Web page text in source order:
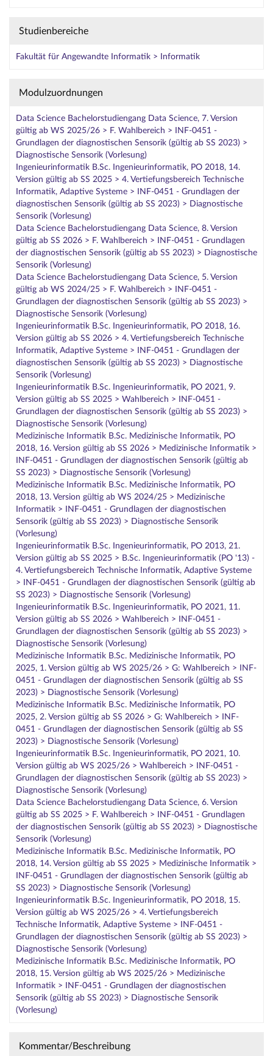
Studienbereiche
Fakultät für Angewandte Informatik > Informatik
Modulzuordnungen
Data Science Bachelorstudiengang Data Science, 7. Version
gültig ab WS 2025/26 > F. Wahlbereich > INF-0451 -
Grundlagen der diagnostischen Sensorik (gültig ab SS 2023) >
Diagnostische Sensorik (Vorlesung)
Ingenieurinformatik B.Sc. Ingenieurinformatik, PO 2018, 14.
Version gültig ab SS 2025 > 4. Vertiefungsbereich Technische
Informatik, Adaptive Systeme > INF-0451 - Grundlagen der
diagnostischen Sensorik (gültig ab SS 2023) > Diagnostische
Sensorik (Vorlesung)
Data Science Bachelorstudiengang Data Science, 8. Version
gültig ab SS 2026 > F. Wahlbereich > INF-0451 - Grundlagen
der diagnostischen Sensorik (gültig ab SS 2023) > Diagnostische
Sensorik (Vorlesung)
Data Science Bachelorstudiengang Data Science, 5. Version
gültig ab WS 2024/25 > F. Wahlbereich > INF-0451 -
Grundlagen der diagnostischen Sensorik (gültig ab SS 2023) >
Diagnostische Sensorik (Vorlesung)
Ingenieurinformatik B.Sc. Ingenieurinformatik, PO 2018, 16.
Version gültig ab SS 2026 > 4. Vertiefungsbereich Technische
Informatik, Adaptive Systeme > INF-0451 - Grundlagen der
diagnostischen Sensorik (gültig ab SS 2023) > Diagnostische
Sensorik (Vorlesung)
Ingenieurinformatik B.Sc. Ingenieurinformatik, PO 2021, 9.
Version gültig ab SS 2025 > Wahlbereich > INF-0451 -
Grundlagen der diagnostischen Sensorik (gültig ab SS 2023) >
Diagnostische Sensorik (Vorlesung)
Medizinische Informatik B.Sc. Medizinische Informatik, PO
2018, 16. Version gültig ab SS 2026 > Medizinische Informatik >
INF-0451 - Grundlagen der diagnostischen Sensorik (gültig ab
SS 2023) > Diagnostische Sensorik (Vorlesung)
Medizinische Informatik B.Sc. Medizinische Informatik, PO
2018, 13. Version gültig ab WS 2024/25 > Medizinische
Informatik > INF-0451 - Grundlagen der diagnostischen
Sensorik (gültig ab SS 2023) > Diagnostische Sensorik
(Vorlesung)
Ingenieurinformatik B.Sc. Ingenieurinformatik, PO 2013, 21.
Version gültig ab SS 2025 > B.Sc. Ingenieurinformatik (PO '13) -
4. Vertiefungsbereich Technische Informatik, Adaptive Systeme
> INF-0451 - Grundlagen der diagnostischen Sensorik (gültig ab
SS 2023) > Diagnostische Sensorik (Vorlesung)
Ingenieurinformatik B.Sc. Ingenieurinformatik, PO 2021, 11.
Version gültig ab SS 2026 > Wahlbereich > INF-0451 -
Grundlagen der diagnostischen Sensorik (gültig ab SS 2023) >
Diagnostische Sensorik (Vorlesung)
Medizinische Informatik B.Sc. Medizinische Informatik, PO
2025, 1. Version gültig ab WS 2025/26 > G: Wahlbereich > INF-
0451 - Grundlagen der diagnostischen Sensorik (gültig ab SS
2023) > Diagnostische Sensorik (Vorlesung)
Medizinische Informatik B.Sc. Medizinische Informatik, PO
2025, 2. Version gültig ab SS 2026 > G: Wahlbereich > INF-
0451 - Grundlagen der diagnostischen Sensorik (gültig ab SS
2023) > Diagnostische Sensorik (Vorlesung)
Ingenieurinformatik B.Sc. Ingenieurinformatik, PO 2021, 10.
Version gültig ab WS 2025/26 > Wahlbereich > INF-0451 -
Grundlagen der diagnostischen Sensorik (gültig ab SS 2023) >
Diagnostische Sensorik (Vorlesung)
Data Science Bachelorstudiengang Data Science, 6. Version
gültig ab SS 2025 > F. Wahlbereich > INF-0451 - Grundlagen
der diagnostischen Sensorik (gültig ab SS 2023) > Diagnostische
Sensorik (Vorlesung)
Medizinische Informatik B.Sc. Medizinische Informatik, PO
2018, 14. Version gültig ab SS 2025 > Medizinische Informatik >
INF-0451 - Grundlagen der diagnostischen Sensorik (gültig ab
SS 2023) > Diagnostische Sensorik (Vorlesung)
Ingenieurinformatik B.Sc. Ingenieurinformatik, PO 2018, 15.
Version gültig ab WS 2025/26 > 4. Vertiefungsbereich
Technische Informatik, Adaptive Systeme > INF-0451 -
Grundlagen der diagnostischen Sensorik (gültig ab SS 2023) >
Diagnostische Sensorik (Vorlesung)
Medizinische Informatik B.Sc. Medizinische Informatik, PO
2018, 15. Version gültig ab WS 2025/26 > Medizinische
Informatik > INF-0451 - Grundlagen der diagnostischen
Sensorik (gültig ab SS 2023) > Diagnostische Sensorik
(Vorlesung)
Kommentar/Beschreibung